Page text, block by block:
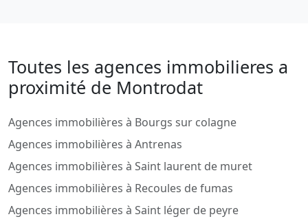
Toutes les agences immobilieres a
proximité de Montrodat
Agences immobilières à Bourgs sur colagne
Agences immobilières à Antrenas
Agences immobilières à Saint laurent de muret
Agences immobilières à Recoules de fumas
Agences immobilières à Saint léger de peyre